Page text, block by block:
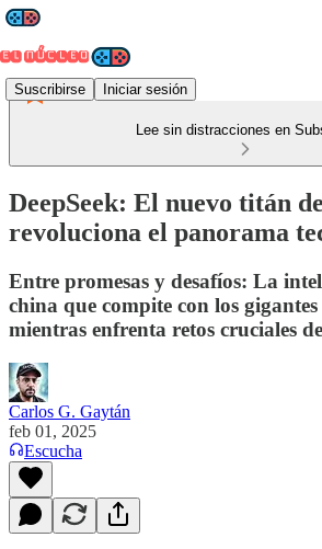
Suscribirse Iniciar sesión
Lee sin distracciones en
DeepSeek: El nuevo titán
revoluciona el panorama
Entre promesas y desafíos: La
china que compite con los gigantes
mientras enfrenta retos cruciales
Carlos G. Gaytán
feb 01, 2025
Escucha